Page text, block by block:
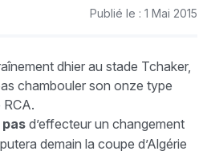
Publié le : 1 Mai 2015
dhier au stade Tchaker,
chambouler son onze type
RCA.
pas d’effecteur un changement
demain la coupe d’Algérie